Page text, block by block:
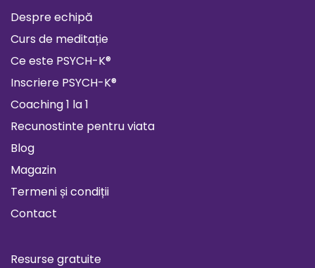
Despre echipă
Curs de meditație
Ce este PSYCH-K®
Inscriere PSYCH-K®
Coaching 1 la 1
Recunostinte pentru viata
Blog
Magazin
Termeni și condiții
Contact
Resurse gratuite